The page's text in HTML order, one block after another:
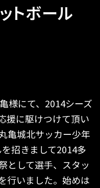
トボール
様にて、2014シーズ
援に駆けつけて頂い
亀城北サッカー少年
招きまして2014多
として選手、スタッ
行いました。始めは